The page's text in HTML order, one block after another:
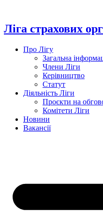
вмісту
Ліга страхових
Про Лігу
Загальна
Члени Ліги
Керівництво
Статут
Діяльність Ліги
Проєкти на
Комітети Ліги
Новини
Вакансії